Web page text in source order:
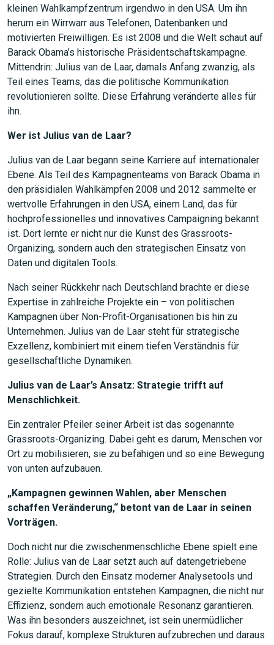
kleinen Wahlkampfzentrum irgendwo in den USA. Um ihn
herum ein Wirrwarr aus Telefonen, Datenbanken und
motivierten Freiwilligen. Es ist 2008 und die Welt schaut auf
Barack Obama’s historische Präsidentschaftskampagne.
Mittendrin: Julius van de Laar, damals Anfang zwanzig, als
Teil eines Teams, das die politische Kommunikation
revolutionieren sollte. Diese Erfahrung veränderte alles für
ihn.
Wer ist Julius van de Laar?
Julius van de Laar begann seine Karriere auf internationaler
Ebene. Als Teil des Kampagnenteams von Barack Obama in
den präsidialen Wahlkämpfen 2008 und 2012 sammelte er
wertvolle Erfahrungen in den USA, einem Land, das für
hochprofessionelles und innovatives Campaigning bekannt
ist. Dort lernte er nicht nur die Kunst des Grassroots-
Organizing, sondern auch den strategischen Einsatz von
Daten und digitalen Tools.
Nach seiner Rückkehr nach Deutschland brachte er diese
Expertise in zahlreiche Projekte ein – von politischen
Kampagnen über Non-Profit-Organisationen bis hin zu
Unternehmen. Julius van de Laar steht für strategische
Exzellenz, kombiniert mit einem tiefen Verständnis für
gesellschaftliche Dynamiken.
Julius van de Laar’s Ansatz: Strategie trifft auf
Menschlichkeit.
Ein zentraler Pfeiler seiner Arbeit ist das sogenannte
Grassroots-Organizing. Dabei geht es darum, Menschen vor
Ort zu mobilisieren, sie zu befähigen und so eine Bewegung
von unten aufzubauen.
„Kampagnen gewinnen Wahlen, aber Menschen
schaffen Veränderung,“ betont van de Laar in seinen
Vorträgen.
Doch nicht nur die zwischenmenschliche Ebene spielt eine
Rolle: Julius van de Laar setzt auch auf datengetriebene
Strategien. Durch den Einsatz moderner Analysetools und
gezielte Kommunikation entstehen Kampagnen, die nicht nur
Effizienz, sondern auch emotionale Resonanz garantieren.
Was ihn besonders auszeichnet, ist sein unermüdlicher
Fokus darauf, komplexe Strukturen aufzubrechen und daraus